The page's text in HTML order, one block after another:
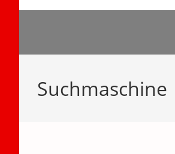
Suchmaschine